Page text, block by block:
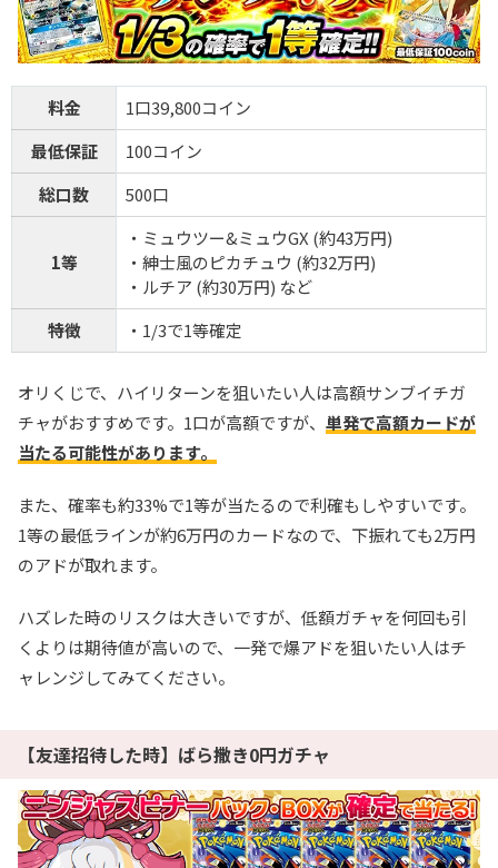
料金
1口39,800コイン
最低保証
100コイン
総口数
500口
1等
・ミュウツー&ミュウGX (約43万円)
・紳士風のピカチュウ (約32万円)
・ルチア (約30万円) など
特徴
・1/3で1等確定
オリくじで、ハイリターンを狙いたい人は高額サンブイチガ
チャがおすすめです。1口が高額ですが、 単発で高額カードが
当たる可能性があります。
また、確率も約33%で1等が当たるので利確もしやすいです。
1等の最低ラインが約6万円のカードなので、下振れても2万円
のアドが取れます。
ハズレた時のリスクは大きいですが、低額ガチャを何回も引
くよりは期待値が高いので、一発で爆アドを狙いたい人はチ
ャレンジしてみてください。
【友達招待した時】ばら撒き0円ガチャ